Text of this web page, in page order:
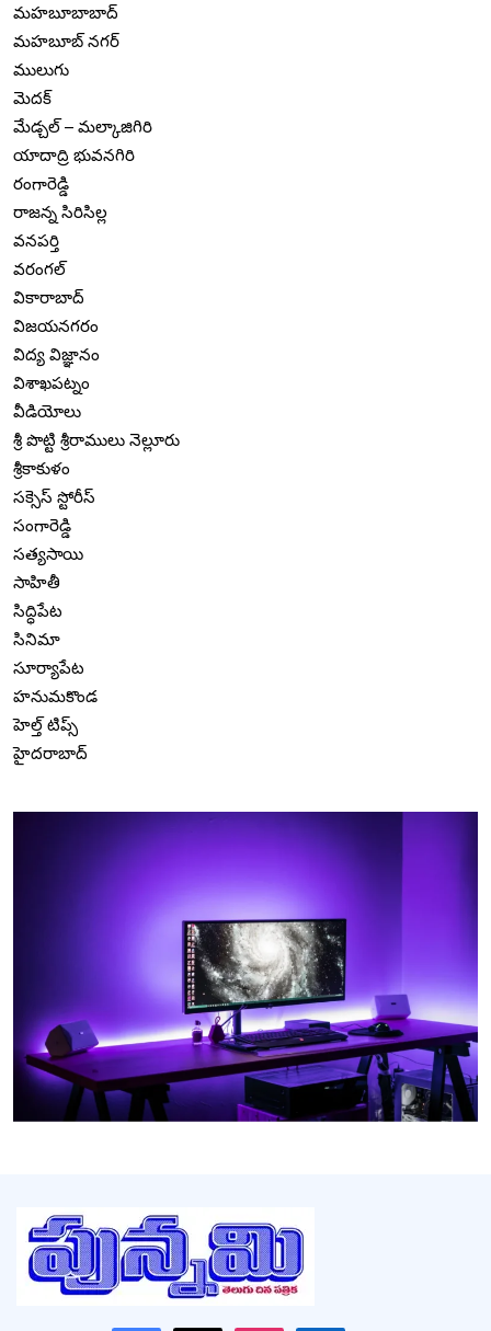
మహబూబాబాద్
మహబూబ్ నగర్
ములుగు
మెదక్
మేడ్చల్ – మల్కాజిగిరి
యాదాద్రి భువనగిరి
రంగారెడ్డి
రాజన్న సిరిసిల్ల
వనపర్తి
వరంగల్
వికారాబాద్
విజయనగరం
విద్య విజ్ఞానం
విశాఖపట్నం
వీడియోలు
శ్రీ పొట్టి శ్రీరాములు నెల్లూరు
శ్రీకాకుళం
సక్సెస్ స్టోరీస్
సంగారెడ్డి
సత్యసాయి
సాహితీ
సిద్ధిపేట
సినిమా
సూర్యాపేట
హనుమకొండ
హెల్త్ టిప్స్
హైదరాబాద్